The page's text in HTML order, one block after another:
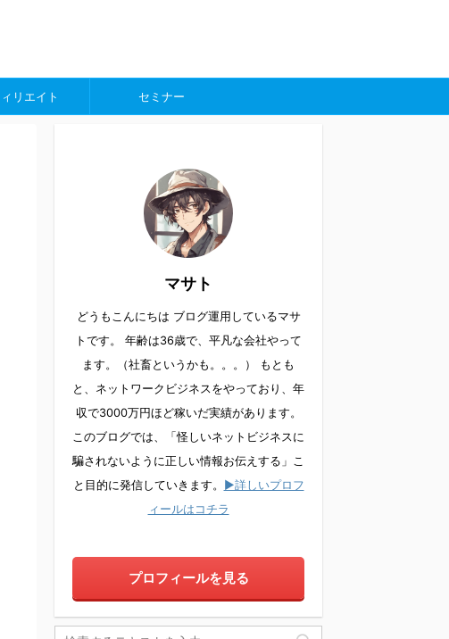
リエイト セミナー
マサト
どうもこんにちは ブログ運用しているマサ
トです。 年齢は36歳で、平凡な会社やって
ます。（社畜というかも。。。） もとも
と、ネットワークビジネスをやっており、年
収で3000万円ほど稼いだ実績があります。
このブログでは、「怪しいネットビジネスに
騙されないように正しい情報お伝えする」こ
と目的に発信していきます。
▶詳しいプロフ
ィールはコチラ
プロフィールを見る